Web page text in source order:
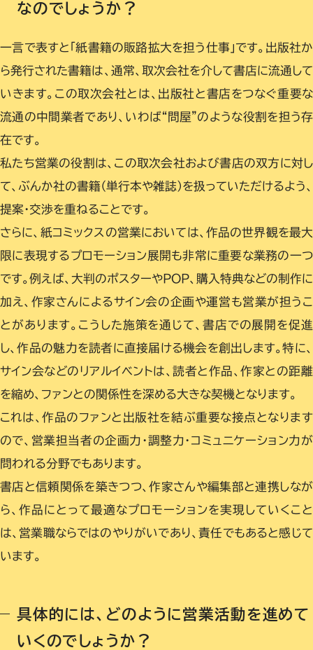
なのでしょうか？
一言で表すと「紙書籍の販路拡大を担う仕事」です。出版社か
ら発行された書籍は、通常、取次会社を介して書店に流通して
いきます。この取次会社とは、出版社と書店をつなぐ重要な
流通の中間業者であり、いわば“問屋”のような役割を担う存
在です。
私たち営業の役割は、この取次会社および書店の双方に対し
て、ぶんか社の書籍（単行本や雑誌）を扱っていただけるよう、
提案・交渉を重ねることです。
さらに、紙コミックスの営業においては、作品の世界観を最大
限に表現するプロモーション展開も非常に重要な業務の一つ
です。例えば、大判のポスターやPOP、購入特典などの制作に
加え、作家さんによるサイン会の企画や運営も営業が担うこ
とがあります。こうした施策を通じて、書店での展開を促進
し、作品の魅力を読者に直接届ける機会を創出します。特に、
サイン会などのリアルイベントは、読者と作品、作家との距離
を縮め、ファンとの関係性を深める大きな契機となります。
これは、作品のファンと出版社を結ぶ重要な接点となります
ので、営業担当者の企画力・調整力・コミュニケーション力が
問われる分野でもあります。
書店と信頼関係を築きつつ、作家さんや編集部と連携しなが
ら、作品にとって最適なプロモーションを実現していくこと
は、営業職ならではのやりがいであり、責任でもあると感じて
います。
具体的には、どのように営業活動を進めて
いくのでしょうか？